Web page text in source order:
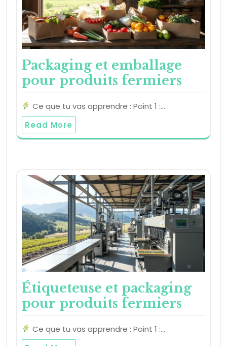
Packaging et emballage
pour produits fermiers
Ce que tu vas apprendre : Point 1 :…
Read More
Étiqueteuse et packaging
pour produits fermiers
Ce que tu vas apprendre : Point 1 :…